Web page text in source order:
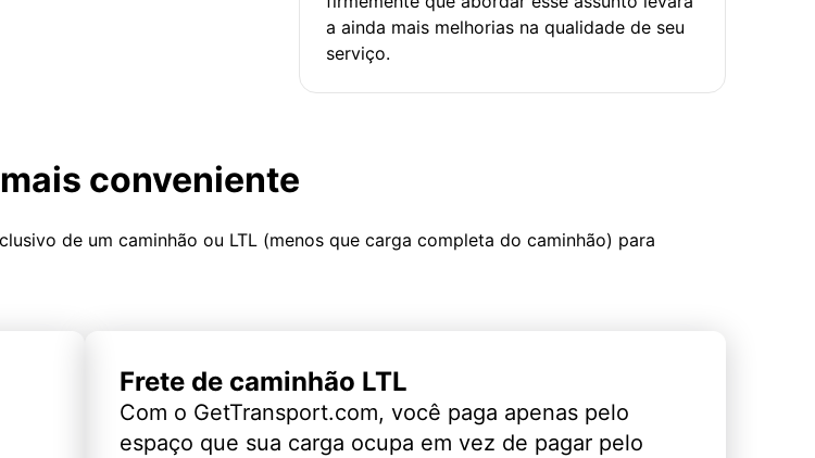
a ainda mais melhorias na qualidade de seu
serviço.
conveniente
de um caminhão ou LTL (menos que carga completa do caminhão) para
Frete de caminhão LTL
Com o GetTransport.com, você paga apenas pelo
espaço que sua carga ocupa em vez de pagar pelo